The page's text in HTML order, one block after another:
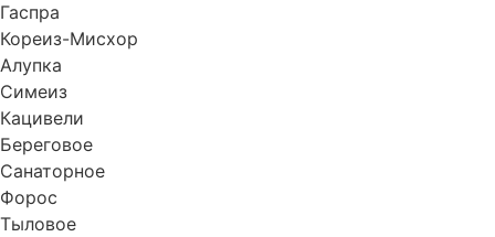
Гаспра
Кореиз-Мисхор
Алупка
Симеиз
Кацивели
Береговое
Санаторное
Форос
Тыловое